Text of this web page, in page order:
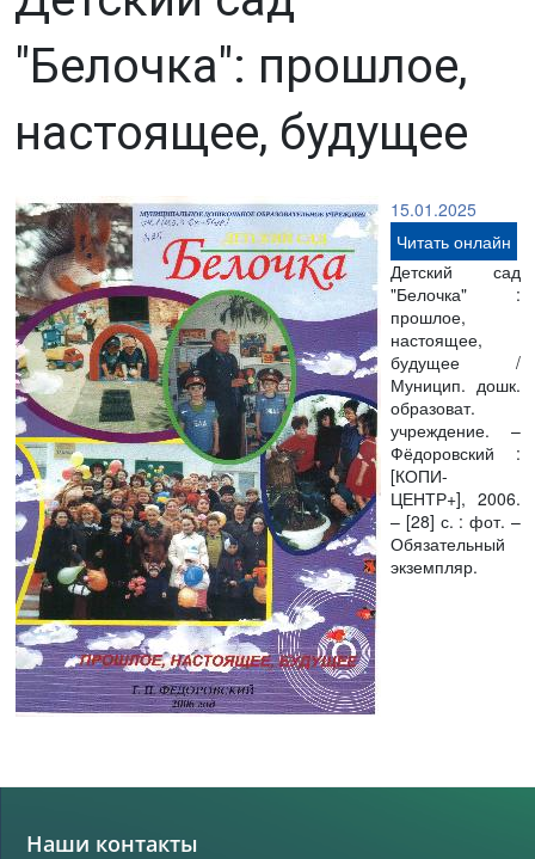
"Белочка": прошлое,
настоящее, будущее
15.01.2025
Читать онлайн
Детский сад
"Белочка" :
прошлое,
настоящее,
будущее /
Муницип. дошк.
образоват.
учреждение. –
Фёдоровский :
[КОПИ-
ЦЕНТР+], 2006.
– [28] с. : фот. –
Обязательный
экземпляр.
Наши контакты